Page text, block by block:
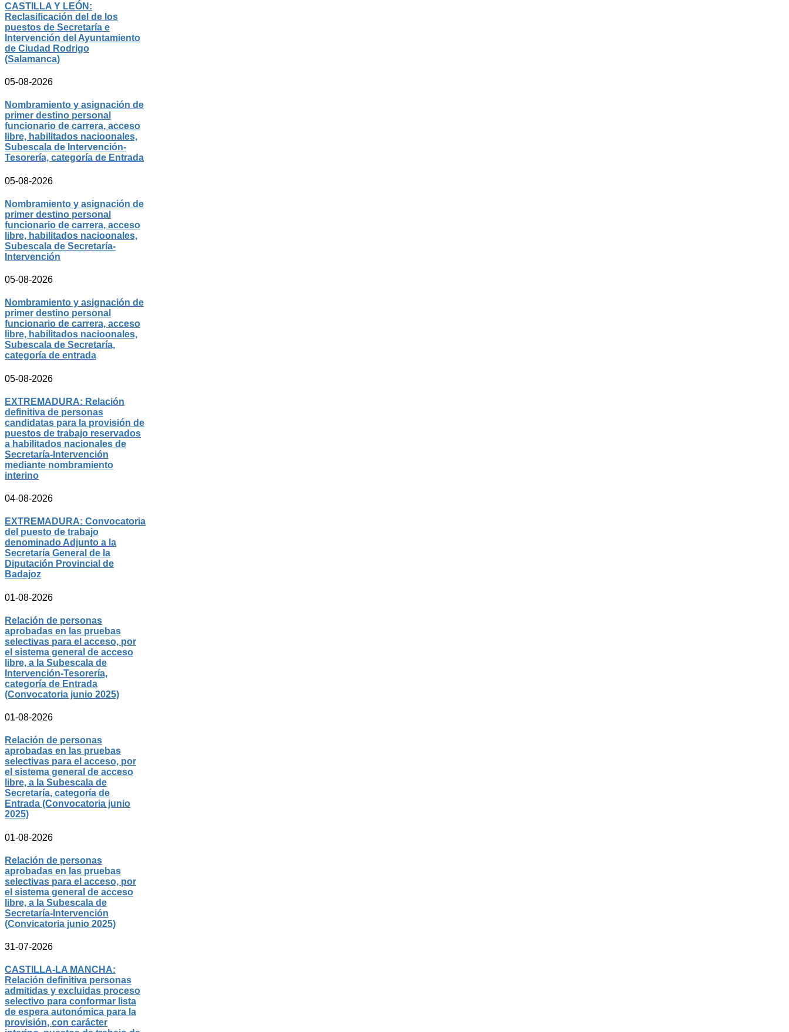
CASTILLA Y LEÓN:
Reclasificación del de los
puestos de Secretaría e
Intervención del Ayuntamiento
de Ciudad Rodrigo
(Salamanca)
05-08-2026
Nombramiento y asignación de
primer destino personal
funcionario de carrera, acceso
libre, habilitados nacioonales,
Subescala de Intervención-
Tesorería, categoría de Entrada
05-08-2026
Nombramiento y asignación de
primer destino personal
funcionario de carrera, acceso
libre, habilitados nacioonales,
Subescala de Secretaría-
Intervención
05-08-2026
Nombramiento y asignación de
primer destino personal
funcionario de carrera, acceso
libre, habilitados nacioonales,
Subescala de Secretaría,
categoría de entrada
05-08-2026
EXTREMADURA: Relación
definitiva de personas
candidatas para la provisión de
puestos de trabajo reservados
a habilitados nacionales de
Secretaría-Intervención
mediante nombramiento
interino
04-08-2026
EXTREMADURA: Convocatoria
del puesto de trabajo
denominado Adjunto a la
Secretaría General de la
Diputación Provincial de
Badajoz
01-08-2026
Relación de personas
aprobadas en las pruebas
selectivas para el acceso, por
el sistema general de acceso
libre, a la Subescala de
Intervención-Tesorería,
categoría de Entrada
(Convocatoria junio 2025)
01-08-2026
Relación de personas
aprobadas en las pruebas
selectivas para el acceso, por
el sistema general de acceso
libre, a la Subescala de
Secretaría, categoría de
Entrada (Convocatoria junio
2025)
01-08-2026
Relación de personas
aprobadas en las pruebas
selectivas para el acceso, por
el sistema general de acceso
libre, a la Subescala de
Secretaría-Intervención
(Convicatoria junio 2025)
31-07-2026
CASTILLA-LA MANCHA:
Relación definitiva personas
admitidas y excluidas proceso
selectivo para conformar lista
de espera autonómica para la
provisión, con carácter